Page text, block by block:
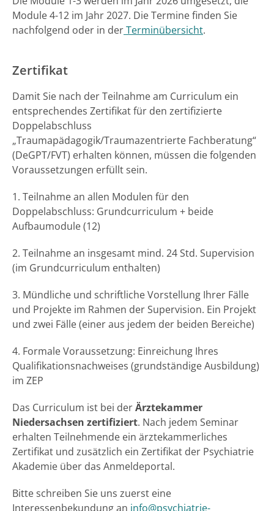
Module 4-12 im Jahr 2027. Die Termine finden Sie
nachfolgend oder in derTerminübersicht.
Zertifikat
Damit Sie nach der Teilnahme am Curriculum ein
entsprechendes Zertifikat für den zertifizierte
Doppelabschluss
„Traumapädagogik/Traumazentrierte Fachberatung“
(DeGPT/FVT) erhalten können, müssen die folgenden
Voraussetzungen erfüllt sein.
1. Teilnahme an allen Modulen für den
Doppelabschluss: Grundcurriculum + beide
Aufbaumodule (12)
2. Teilnahme an insgesamt mind. 24 Std. Supervision
(im Grundcurriculum enthalten)
3. Mündliche und schriftliche Vorstellung Ihrer Fälle
und Projekte im Rahmen der Supervision. Ein Projekt
und zwei Fälle (einer aus jedem der beiden Bereiche)
4. Formale Voraussetzung: Einreichung Ihres
Qualifikationsnachweises (grundständige Ausbildung)
im ZEP
Das Curriculum ist bei derÄrztekammer
Niedersachsen zertifiziert. Nach jedem Seminar
erhalten Teilnehmende ein ärztekammerliches
Zertifikat und zusätzlich ein Zertifikat der Psychiatrie
Akademie über das Anmeldeportal.
Bitte schreiben Sie uns zuerst eine
Interessenbekundung an info@psychiatrie-